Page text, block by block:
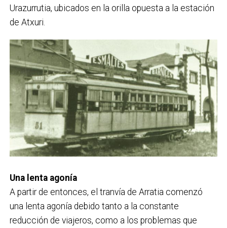
Urazurrutia, ubicados en la orilla opuesta a la estación
de Atxuri.
Una lenta agonía
A partir de entonces, el tranvía de Arratia comenzó
una lenta agonía debido tanto a la constante
reducción de viajeros, como a los problemas que